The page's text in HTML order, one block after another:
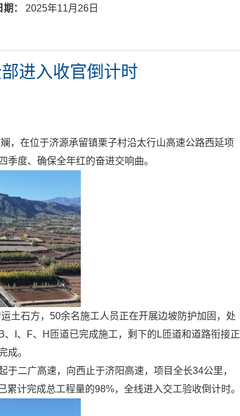
：
2025年11月26日
进入收官倒计时
，在位于济源承留镇栗子村沿太行山高速公路西延项
度、确保全年红的奋进交响曲。
土石方，50余名施工人员正在开展边坡防护加固，处
I、F、H匝道已完成施工，剩下的L匝道和道路衔接正
成。
二广高速，向西止于济阳高速，项目全长34公里，
计完成总工程量的98%，全线进入交工验收倒计时。